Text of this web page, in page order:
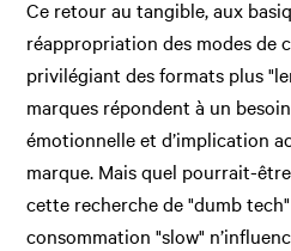
Ce retour au tangible, aux
réappropriation des modes de
privilégiant des formats plus
marques répondent à un
émotionnelle et d’implication
marque. Mais quel pourrait-
cette recherche de "dumb
consommation "slow"